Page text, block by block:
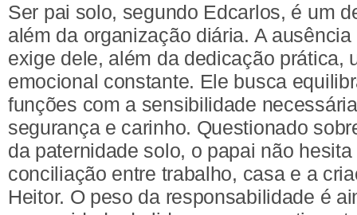
Ser pai solo, segundo Edcarlos, é um
além da organização diária. A
exige dele, além da dedicação prática,
emocional constante. Ele busca
funções com a sensibilidade
segurança e carinho. Questionado
da paternidade solo, o papai não
conciliação entre trabalho, casa e a
Heitor. O peso da responsabilidade é